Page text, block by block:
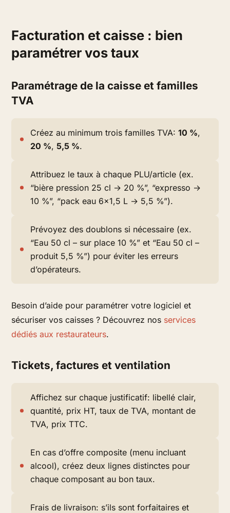
Facturation et caisse : bien
paramétrer vos taux
Paramétrage de la caisse et familles
TVA
Créez au minimum trois familles TVA:10 %,
20 %,5,5 %.
Attribuez le taux à chaque PLU/article (ex.
“bière pression 25 cl → 20 %”, “expresso →
10 %”, “pack eau 6×1,5 L → 5,5 %”).
Prévoyez des doublons si nécessaire (ex.
“Eau 50 cl – sur place 10 %” et “Eau 50 cl –
produit 5,5 %”) pour éviter les erreurs
d’opérateurs.
Besoin d’aide pour paramétrer votre logiciel et
sécuriser vos caisses ? Découvrez nos services
dédiés aux restaurateurs.
Tickets, factures et ventilation
Affichez sur chaque justificatif: libellé clair,
quantité, prix HT, taux de TVA, montant de
TVA, prix TTC.
En cas d’offre composite (menu incluant
alcool), créez deux lignes distinctes pour
chaque composant au bon taux.
Frais de livraison: s’ils sont forfaitaires et